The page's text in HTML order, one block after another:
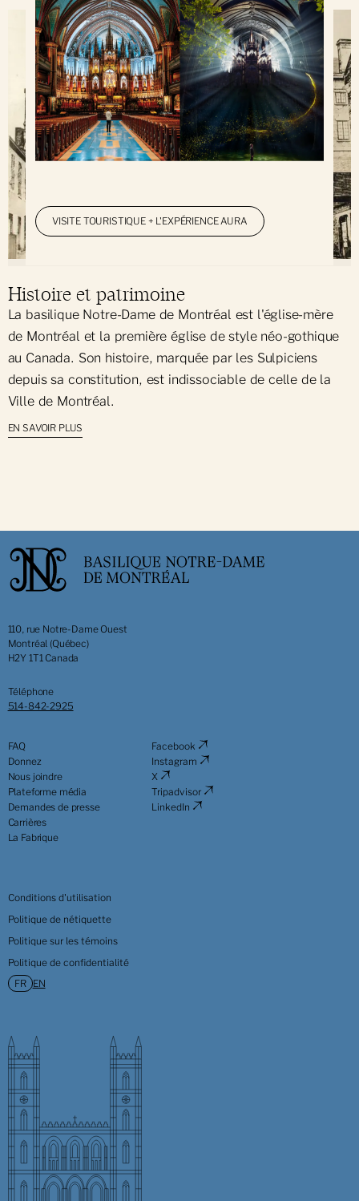
Histoire et patrimoine
La basilique Notre-Dame de Montréal est l'église-mère
de Montréal et la première église de style néo-gothique
au Canada. Son histoire, marquée par les Sulpiciens
depuis sa constitution, est indissociable de celle de la
Ville de Montréal.
EN SAVOIR PLUS
VISITE TOURISTIQUE + L'EXPÉRIENCE AURA
110, rue Notre-Dame Ouest
Montréal (Québec)
H2Y 1T1 Canada
Téléphone
514-842-2925
FAQ
Donnez
Nous joindre
Plateforme média
Demandes de presse
Carrières
La Fabrique
Facebook
Instagram
X
Tripadvisor
LinkedIn
FR EN
Conditions d'utilisation
Politique de nétiquette
Politique sur les témoins
Politique de confidentialité